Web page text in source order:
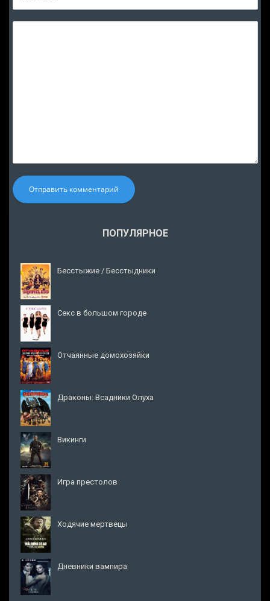
Отправить комментарий
ПОПУЛЯРНОЕ
Бесстыжие / Бесстыдники
Секс в большом городе
Отчаянные домохозяйки
Драконы: Всадники Олуха
Викинги
Игра престолов
Ходячие мертвецы
Дневники вампира